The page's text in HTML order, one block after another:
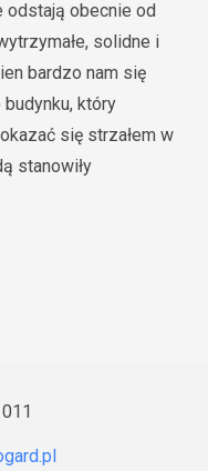
odstają obecnie od
solidne i
bardzo nam się
który
się strzałem w
stanowiły